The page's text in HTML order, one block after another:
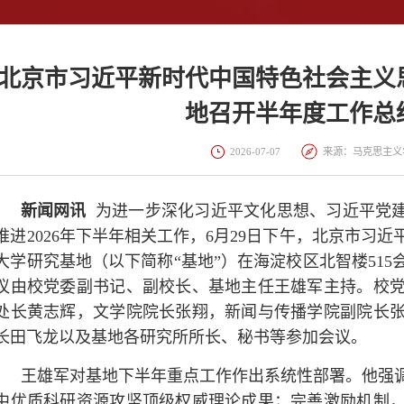
京市习近平新时代中国特色社会主
地召开半年度工作
2026-07-07 来源：马克思主
新闻网讯 为进一步深化习近平文化思想、习近平党
进2026年下半年相关工作，6月29日下午，北京市习
学研究基地（以下简称“基地”）在海淀校区北智楼
由校党委副书记、副校长、基地主任王雄军主持。校
长黄志辉，文学院院长张翔，新闻与传播学院副院长
田飞龙以及基地各研究所所长、秘书等参加会议。
王雄军对基地下半年重点工作作出系统性部署。他